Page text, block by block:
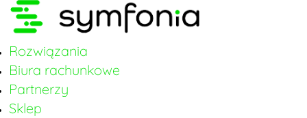
Rozwiązania
Biura rachunkowe
Partnerzy
Sklep